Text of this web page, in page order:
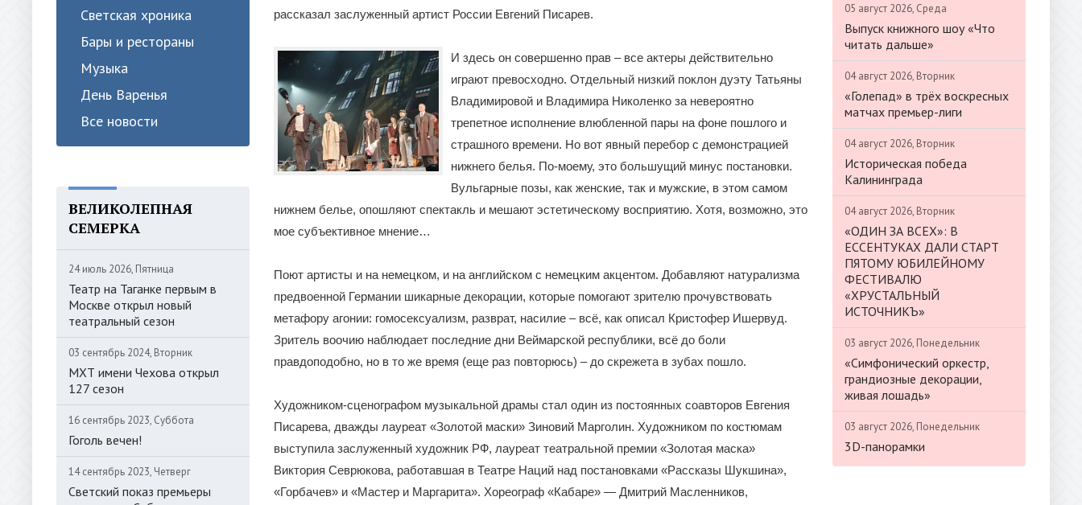
Светская хроника
Бары и рестораны
Музыка
День Варенья
Все новости
ВЕЛИКОЛЕПНАЯ
СЕМЕРКА
24 июль 2026, Пятница
Театр на Таганке первым в
Москве открыл новый
театральный сезон
03 сентябрь 2024, Вторник
МХТ имени Чехова открыл
127 сезон
16 сентябрь 2023, Суббота
Гоголь вечен!
14 сентябрь 2023, Четверг
Светский показ премьеры
рассказал заслуженный артист России Евгений Писарев.
И здесь он совершенно прав – все актеры действительно
играют превосходно. Отдельный низкий поклон дуэту Татьяны
Владимировой и Владимира Николенко за невероятно
трепетное исполнение влюбленной пары на фоне пошлого и
страшного времени. Но вот явный перебор с демонстрацией
нижнего белья. По-моему, это большущий минус постановки.
Вульгарные позы, как женские, так и мужские, в этом самом
нижнем белье, опошляют спектакль и мешают эстетическому восприятию. Хотя, возможно, это
мое субъективное мнение…
Поют артисты и на немецком, и на английском с немецким акцентом. Добавляют натурализма
предвоенной Германии шикарные декорации, которые помогают зрителю прочувствовать
метафору агонии: гомосексуализм, разврат, насилие – всё, как описал Кристофер Ишервуд.
Зритель воочию наблюдает последние дни Веймарской республики, всё до боли
правдоподобно, но в то же время (еще раз повторюсь) – до скрежета в зубах пошло.
Художником-сценографом музыкальной драмы стал один из постоянных соавторов Евгения
Писарева, дважды лауреат «Золотой маски» Зиновий Марголин. Художником по костюмам
выступила заслуженный художник РФ, лауреат театральной премии «Золотая маска»
Виктория Севрюкова, работавшая в Театре Наций над постановками «Рассказы Шукшина»,
«Горбачев» и «Мастер и Маргарита». Хореограф «Кабаре» — Дмитрий Масленников,
05 август 2026, Среда
Выпуск книжного шоу «Что
читать дальше»
04 август 2026, Вторник
«Голепад» в трёх воскресных
матчах премьер-лиги
04 август 2026, Вторник
Историческая победа
Калининграда
04 август 2026, Вторник
«ОДИН ЗА ВСЕХ»: В
ЕССЕНТУКАХ ДАЛИ СТАРТ
ПЯТОМУ ЮБИЛЕЙНОМУ
ФЕСТИВАЛЮ
«ХРУСТАЛЬНЫЙ
ИСТОЧНИКЪ»
03 август 2026, Понедельник
«Симфонический оркестр,
грандиозные декорации,
живая лошадь»
03 август 2026, Понедельник
3D-панорамки